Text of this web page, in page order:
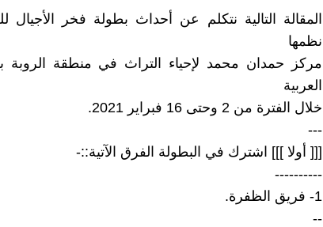
المقالة التالية نتكلم عن أحداث بطولة فخر الأجيال
نظمها
مركز حمدان محمد لإحياء التراث في منطقة الروبة
العربية
خلال الفترة من 2 وحتى 16 فبراير 2021.
---
[[[ أولا ]]] اشترك في البطولة الفرق الآتية::-
----------
1- فريق الظفرة.
--